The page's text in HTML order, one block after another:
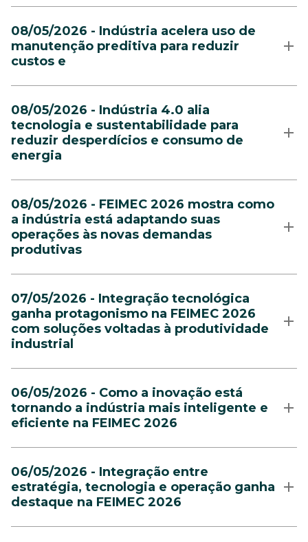
08/05/2026 - Indústria acelera uso de
manutenção preditiva para reduzir
custos e
08/05/2026 - Indústria 4.0 alia
tecnologia e sustentabilidade para
reduzir desperdícios e consumo de
energia
08/05/2026 - FEIMEC 2026 mostra como
a indústria está adaptando suas
operações às novas demandas
produtivas
07/05/2026 - Integração tecnológica
ganha protagonismo na FEIMEC 2026
com soluções voltadas à produtividade
industrial
06/05/2026 - Como a inovação está
tornando a indústria mais inteligente e
eficiente na FEIMEC 2026
06/05/2026 - Integração entre
estratégia, tecnologia e operação ganha
destaque na FEIMEC 2026